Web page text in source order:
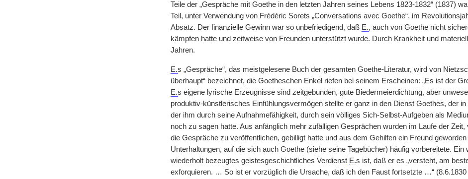
Teile der „Gespräche mit| Goethe in den letzten Jahren seines Lebens 1823-1832“ (1837)
Teil, unter Verwendung von Frédéric Sorets „Conversations avec Goethe“, im
Absatz. Der finanzielle Gewinn war so unbefriedigend, daß E., auch von Goethe nicht
kämpfen hatte und zeitweise von Freunden unterstützt wurde. Durch Krankheit und
Jahren.
E.s „Gespräche“, das meistgelesene Buch der gesamten Goethe-Literatur, wird von
überhaupt“ bezeichnet, die Goetheschen Enkel riefen bei seinem Erscheinen: „Es ist der
E.s eigene lyrische Erzeugnisse sind zeitgebunden, gute Biedermeierdichtung, aber
produktiv-künstlerisches Einfühlungsvermögen stellte er ganz in den Dienst Goethes, der
der ihm durch seine Aufnahmefähigkeit, durch sein völliges Sich-Selbst-Aufgeben als
noch zu sagen hatte. Aus anfänglich mehr zufälligen Gesprächen wurden im Laufe der
die Gespräche zu veröffentlichen, gebilligt hatte und aus dem Gehilfen ein Freund
Unterhaltungen, auf die sich auch Goethe (siehe seine Tagebücher) häufig vorbereitete.
wiederholt bezeugtes geistesgeschichtliches Verdienst E.s ist, daß er es „versteht, am
exforquieren. … So ist er vorzüglich die Ursache, daß ich den Faust fortsetzte …“ (8.6.1830